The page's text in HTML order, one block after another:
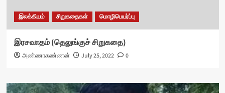
இலக்கியம் சிறுகதைகள் மொழிபெயர்ப்பு
இரசவாதம் (தெலுங்குச் சிறுகதை)
அண்ணாகண்ணன் July 25, 2022 0